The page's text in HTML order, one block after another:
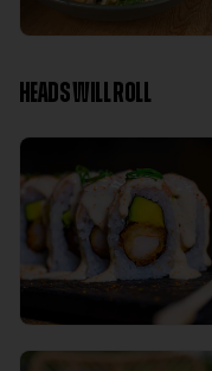
HEADS WILL ROLL